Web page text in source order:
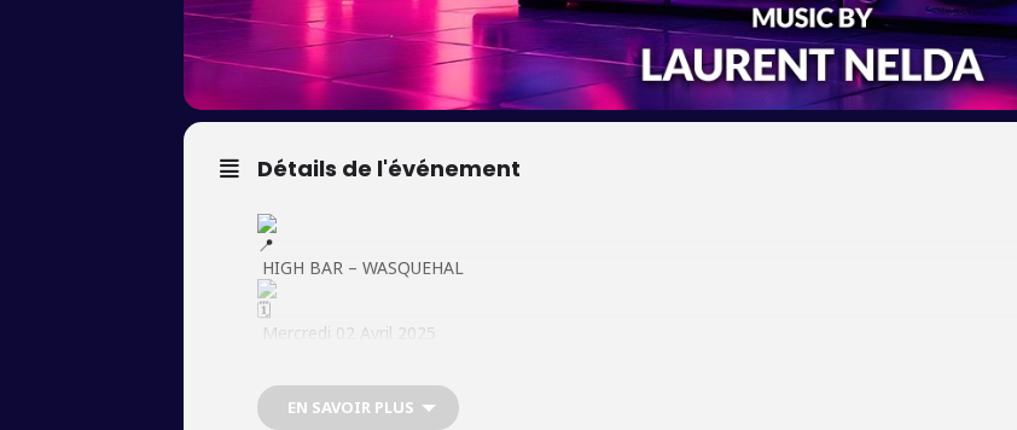
Détails de l'événement
HIGH BAR – WASQUEHAL
Mercredi 02 Avril 2025
Dès 22h
EN SAVOIR PLUS